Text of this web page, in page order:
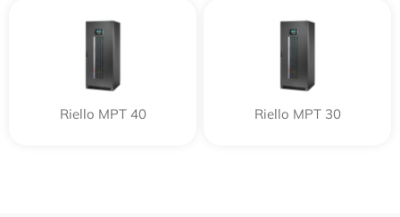
Riello MPT 40 Riello MPT 30